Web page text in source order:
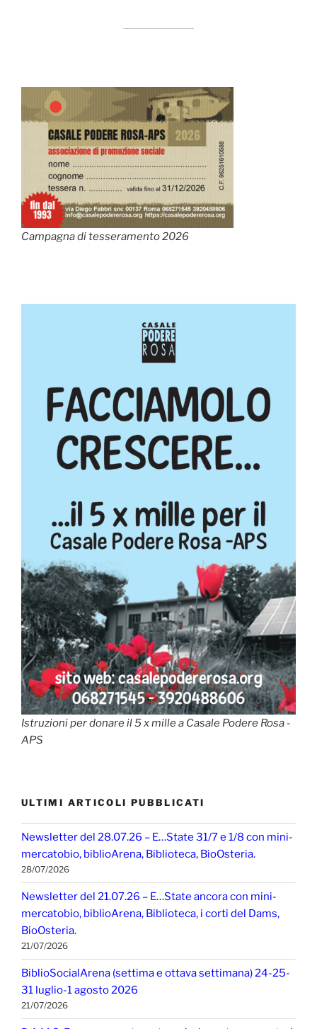
Campagna di tesseramento 2026
Istruzioni per donare il 5 x mille a Casale Podere Rosa -
APS
ULTIMI ARTICOLI PUBBLICATI
Newsletter del 28.07.26 – E…State 31/7 e 1/8 con mini-
mercatobio, biblioArena, Biblioteca, BioOsteria.
28/07/2026
Newsletter del 21.07.26 – E…State ancora con mini-
mercatobio, biblioArena, Biblioteca, i corti del Dams,
BioOsteria.
21/07/2026
BiblioSocialArena (settima e ottava settimana) 24-25-
31 luglio-1 agosto 2026
21/07/2026